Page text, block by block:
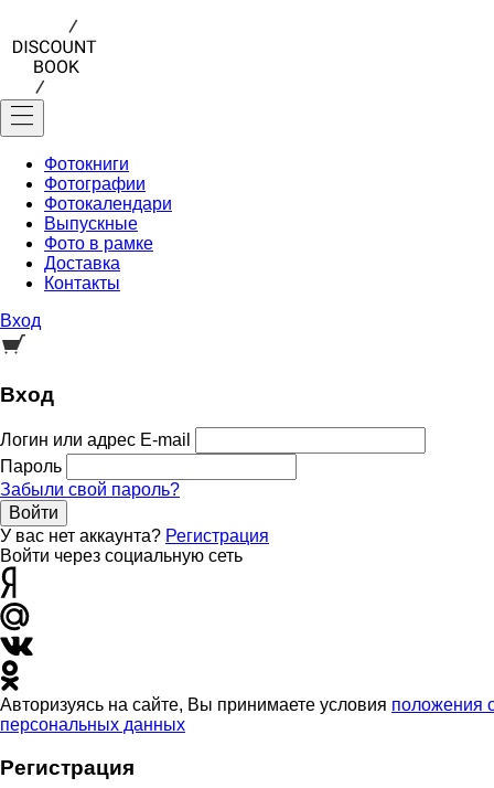
Фотокниги
Фотографии
Фотокалендари
Выпускные
Фото в рамке
Доставка
Контакты
Вход
Вход
Логин или адрес E-mail
Пароль
Забыли свой пароль?
Войти
У вас нет аккаунта? Регистрация
Войти через социальную сеть
Авторизуясь на сайте, Вы принимаете условия положения
персональных данных
Регистрация